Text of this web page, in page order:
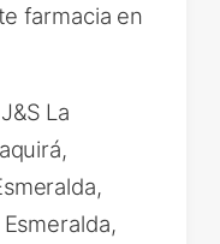
farmacia en
La